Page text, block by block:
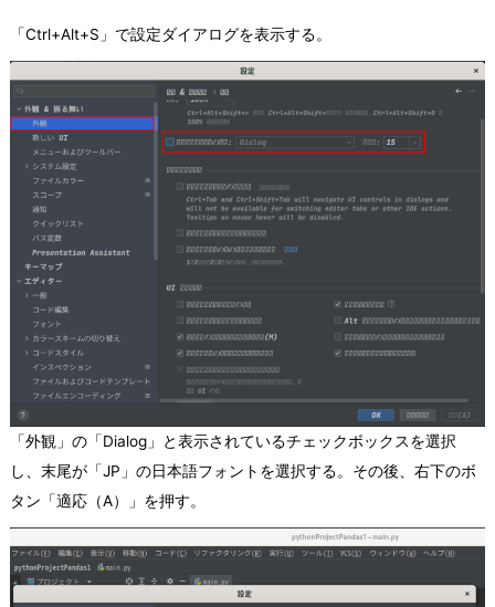
「Ctrl+Alt+S」で設定ダイアログを表示する。
「外観」の「Dialog」と表示されているチェックボックスを選択
し、末尾が「JP」の日本語フォントを選択する。その後、右下のボ
タン「適応（A）」を押す。